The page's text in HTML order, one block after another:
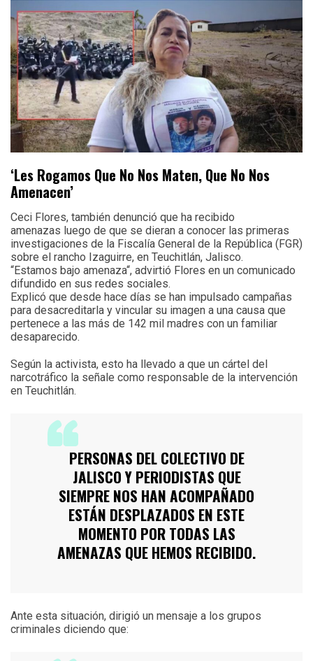
‘Les Rogamos Que No Nos Maten, Que No Nos
Amenacen’
Ceci Flores, también denunció que ha recibido
amenazas luego de que se dieran a conocer las primeras
investigaciones de la Fiscalía General de la República (FGR)
sobre el rancho Izaguirre, en Teuchitlán, Jalisco.
“Estamos bajo amenaza“, advirtió Flores en un comunicado
difundido en sus redes sociales.
Explicó que desde hace días se han impulsado campañas
para desacreditarla y vincular su imagen a una causa que
pertenece a las más de 142 mil madres con un familiar
desaparecido.
Según la activista, esto ha llevado a que un cártel del
narcotráfico la señale como responsable de la intervención
en Teuchitlán.
PERSONAS DEL COLECTIVO DE
JALISCO Y PERIODISTAS QUE
SIEMPRE NOS HAN ACOMPAÑADO
ESTÁN DESPLAZADOS EN ESTE
MOMENTO POR TODAS LAS
AMENAZAS QUE HEMOS RECIBIDO.
Ante esta situación, dirigió un mensaje a los grupos
criminales diciendo que: